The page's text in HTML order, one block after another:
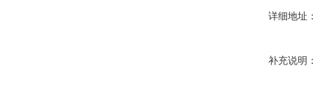
详细地址
补充说明